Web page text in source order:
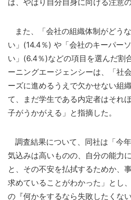
は、やはり自分自身に向ける注意
また、「会社の組織体制がどう
い」(14.4％) や「会社のキーパー
い」(6.4％)などの項目を選んだ割
ーニングエージェンシーは、「社
ーズに進めるうえで欠かせない組
て、まだ学生である内定者はそれ
子がうかがえる」と指摘した。
調査結果について、同社は「今
気込みは高いものの、自分の能力
と、その不安を払拭するためか、
求めていることがわかった」とし
の『何かをするなら失敗したくな